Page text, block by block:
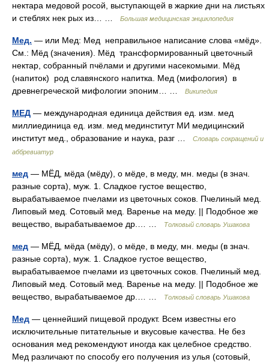
нектара медовой росой, выступающей в жаркие дни на листьях
и стеблях нек рых из… …
Большая медицинская энциклопедия
Мед. — или Мед: Мед неправильное написание слова «мёд».
См.: Мёд (значения). Мёд трансформированный цветочный
нектар, собранный пчёлами и другими насекомыми. Мёд
(напиток) род славянского напитка. Мед (мифология) в
древнегреческой мифологии эпоним… …
Википедия
МЕД — международная единица действия ед. изм. мед
миллиединица ед. изм. мед мединститут МИ медицинский
институт мед., образование и наука, разг …
Словарь сокращений и
аббревиатур
мед — МЁД, мёда (мёду), о мёде, в меду, мн. меды (в знач.
разные сорта), муж. 1. Сладкое густое вещество,
вырабатываемое пчелами из цветочных соков. Пчелиный мед.
Липовый мед. Сотовый мед. Варенье на меду. || Подобное же
вещество, вырабатываемое др.… …
Толковый словарь Ушакова
мед — МЁД, мёда (мёду), о мёде, в меду, мн. меды (в знач.
разные сорта), муж. 1. Сладкое густое вещество,
вырабатываемое пчелами из цветочных соков. Пчелиный мед.
Липовый мед. Сотовый мед. Варенье на меду. || Подобное же
вещество, вырабатываемое др.… …
Толковый словарь Ушакова
Мед — ценнейший пищевой продукт. Всем известны его
исключительные питательные и вкусовые качества. Не без
основания мед рекомендуют иногда как целебное средство.
Мед различают по способу его получения из улья (сотовый,